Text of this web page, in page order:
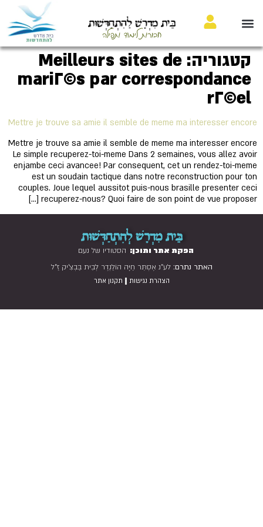
בֵּית מִדְרָשׁ לַהִתְחַדְּשׁוּת
חבורות לימוד ותפילה
קטגוריה: Meilleurs sites de
mariГ©s par correspondance
rГ©el
Mettre je trouve sa amie il semble de meme ma interesser encore
Mettre je trouve sa amie il semble de meme ma interesser encore
Le simple recuperez-toi-meme Dans 2 semaines, vous allez avoir
enjambe ceci avancee! Par consequent, cet un rendez-toi-meme
est un soudain tactique dans notre reconstruction pour ton
couples. Joue lequel aussitot puis-nous brasille presenter ceci
recuperez-nous? Quoi faire de son point de vue proposer […]
בֵּית מִדְרָשׁ לְהִתְחַדְּשׁוּת
הפקת אתר ותוכן: הסטודיו של נעם
האתר נתרם:לע"נ אֶסְתֵּר חַיָּה הוֹלַנְדֶר לְבֵית בַּבְצִ'יק זַ"ל
הצהרת נגישות | תקנון אתר